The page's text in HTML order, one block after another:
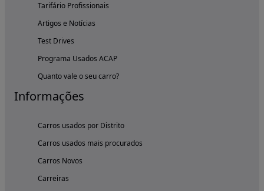
Tarifário Profissionais
Artigos e Notícias
Test Drives
Programa Usados ACAP
Quanto vale o seu carro?
Informações
Carros usados por Distrito
Carros usados mais procurados
Carros Novos
Carreiras